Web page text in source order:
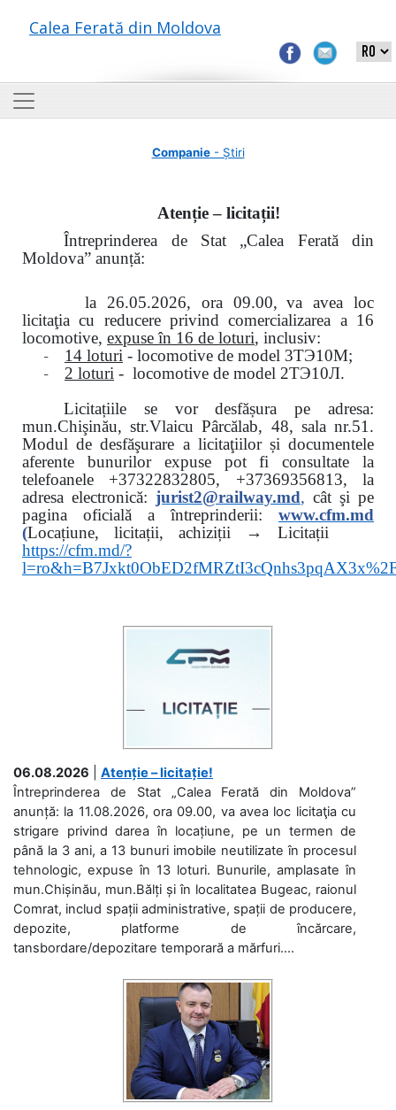
Calea Ferată din Moldova
Companie- Știri
Atenție – licitații!
Întreprinderea de Stat „Calea Ferată din
Moldova” anunță:
la 26.05.2026, ora 09.00, va avea loc
licitaţia cu reducere privind comercializarea a 16
locomotive, expuse în 16 de loturi, inclusiv:
- 14 loturi - locomotive de model 3ТЭ10М;
- 2 loturi - locomotive de model 2ТЭ10Л.
Licitațiile se vor desfășura pe adresa:
mun.Chişinău, str.Vlaicu Pârcălab, 48, sala nr.51.
Modul de desfăşurare a licitaţiilor și documentele
aferente bunurilor expuse pot fi consultate la
telefoanele +37322832805, +37369356813, la
adresa electronică: jurist2@railway.md, cât şi pe
pagina oficială a întreprinderii:
www.cfm.md
(Locațiune, licitații, achiziții → Licitații
https://cfm.md/?
06.08.2026
Atenție – licitație!
Întreprinderea de Stat „Calea Ferată din Moldova”
anunță: la 11.08.2026, ora 09.00, va avea loc licitaţia cu
strigare privind darea în locațiune, pe un termen de
până la 3 ani, a 13 bunuri imobile neutilizate în procesul
tehnologic, expuse în 13 loturi. Bunurile, amplasate în
mun.Chișinău, mun.Bălți și în localitatea Bugeac, raionul
Comrat, includ spații administrative, spații de producere,
depozite, platforme de încărcare,
tansbordare/depozitare temporară a mărfuri....